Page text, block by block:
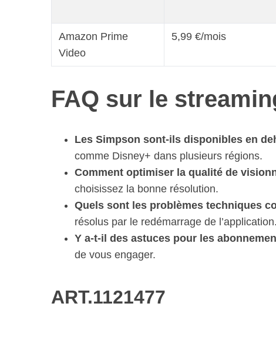
Amazon Prime
Video
5,99 €/mois
FAQ sur le
Les Simpson sont-ils disponibles en
comme Disney+ dans plusieurs régions.
Comment optimiser la qualité de
choisissez la bonne résolution.
Quels sont les problèmes techniques
résolus par le redémarrage de l’application.
Y a-t-il des astuces pour les
de vous engager.
ART.1121477